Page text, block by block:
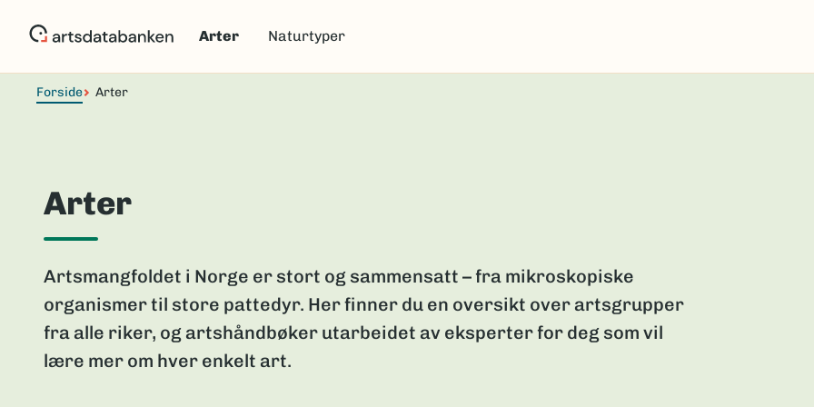
Arter Naturtyper
Forside Arter
Arter
Artsmangfoldet i Norge er stort og sammensatt – fra mikroskopiske
organismer til store pattedyr. Her finner du en oversikt over artsgrupper
fra alle riker, og artshåndbøker utarbeidet av eksperter for deg som vil
lære mer om hver enkelt art.